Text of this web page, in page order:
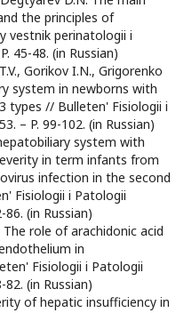
the principles of
vestnik perinatologii i
45-48. (in Russian)
Gorikov I.N., Grigorenko
system in newborns with
types // Bulleten' Fisiologii i
– P. 99-102. (in Russian)
system with
in term infants from
infection in the second
Fisiologii i Patologii
86. (in Russian)
role of arachidonic acid
in
Fisiologii i Patologii
82. (in Russian)
of hepatic insufficiency in